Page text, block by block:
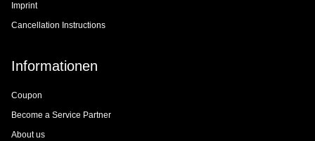
Imprint
Cancellation Instructions
Informationen
Coupon
Become a Service Partner
About us